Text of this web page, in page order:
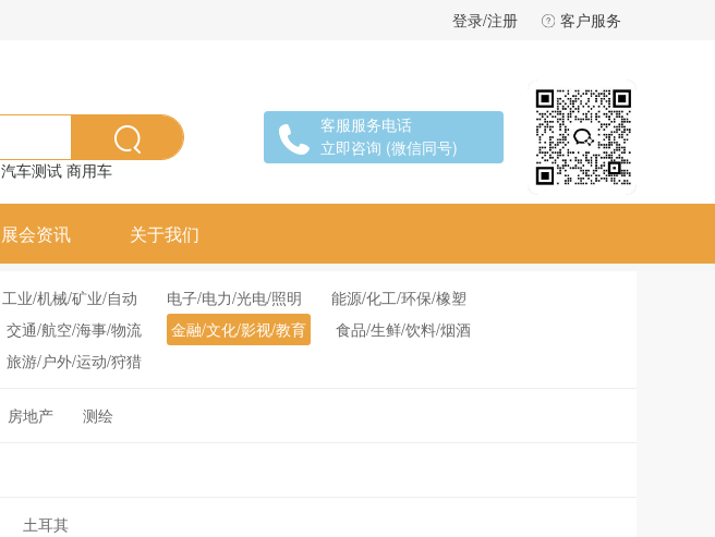
登录/注册 客户服务
汽车测试 商用车
客服服务电话
立即咨询 (微信同号)
展会资讯 关于我们
工业/机械/矿业/自动 电子/电力/光电/照明
能源/化工/环保/橡塑
交通/航空/海事/物流 金融/文化/影视/教育
食品/生鲜/饮料/烟酒
旅游/户外/运动/狩猎
房地产 测绘
土耳其